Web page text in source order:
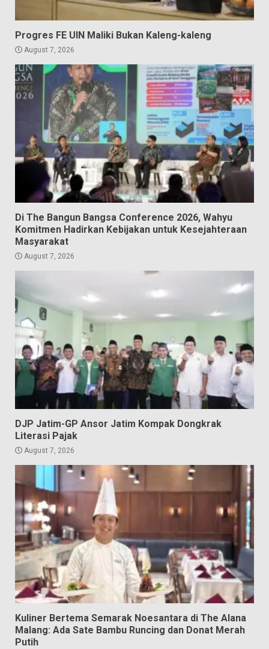
Progres FE UIN Maliki Bukan Kaleng-kaleng
August 7, 2026
Di The Bangun Bangsa Conference 2026, Wahyu
Komitmen Hadirkan Kebijakan untuk Kesejahteraan
Masyarakat
August 7, 2026
DJP Jatim-GP Ansor Jatim Kompak Dongkrak
Literasi Pajak
August 7, 2026
Kuliner Bertema Semarak Noesantara di The Alana
Malang: Ada Sate Bambu Runcing dan Donat Merah
Putih